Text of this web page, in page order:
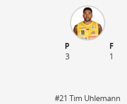
P
F
3
1
#21 Tim Uhlemann